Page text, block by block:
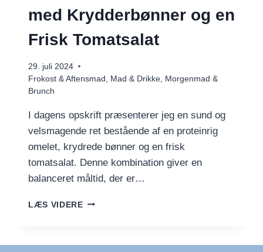
med Krydderbønner og en
Frisk Tomatsalat
29. juli 2024
Frokost & Aftensmad
Mad & Drikke Morgenmad &
Brunch
I dagens opskrift præsenterer jeg en sund og
velsmagende ret bestående af en proteinrig
omelet, krydrede bønner og en frisk
tomatsalat. Denne kombination giver en
balanceret måltid, der er…
LÆS VIDEREENKEL